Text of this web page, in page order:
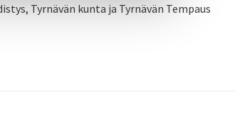
Tyrnävän kunta ja Tyrnävän Tempaus